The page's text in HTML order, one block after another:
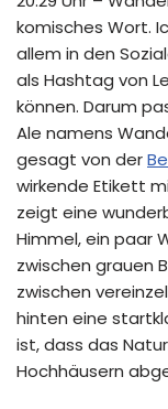
komisches Wort.
allem in den
als Hashtag von
können. Darum
Ale namens
gesagt von der
wirkende Etikett
zeigt eine
Himmel, ein paar
zwischen grauen
zwischen
hinten eine
ist, dass das
Hochhäusern